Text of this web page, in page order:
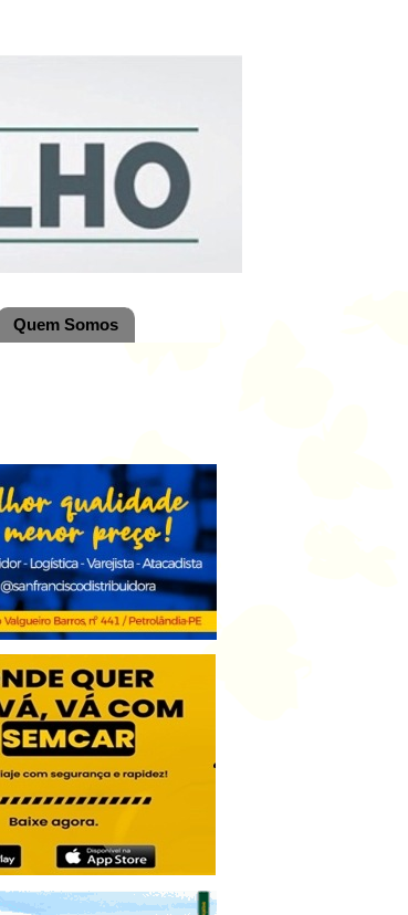
Quem Somos